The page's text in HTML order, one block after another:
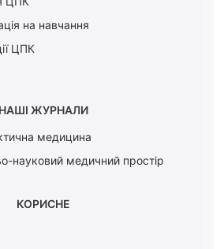
на навчання
ЦПК
НАШІ ЖУРНАЛИ
медицина
науковий медичний простір
КОРИСНЕ